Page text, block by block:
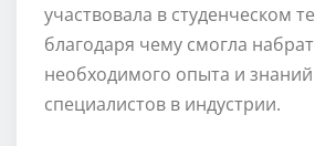
участвовала в студенческом
благодаря чему смогла
необходимого опыта и
специалистов в индустрии.